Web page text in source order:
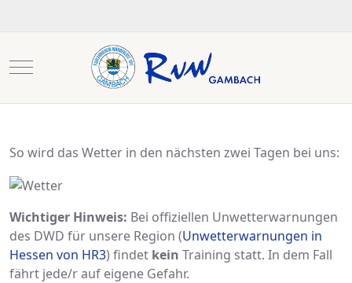
Mobile Menu Toggle
So wird das Wetter in den nächsten zwei Tagen bei uns:
Wichtiger Hinweis: Bei offiziellen Unwetterwarnungen
des DWD für unsere Region (Unwetterwarnungen in
Hessen von HR3) findet kein Training statt. In dem Fall
fährt jede/r auf eigene Gefahr.